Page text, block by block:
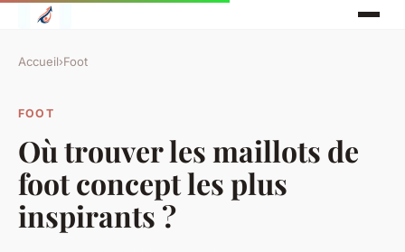
Accueil›Foot
FOOT
Où trouver les maillots de
foot concept les plus
inspirants ?